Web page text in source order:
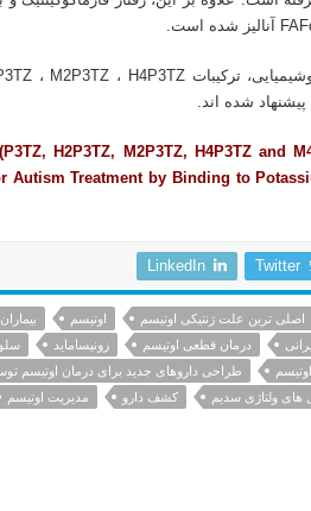
شده اند.
H2P3TZ, M2P3TZ, H4P3TZ and
Autism Treatment by Binding to
Twitter
LinkedIn
اصلی ترین علت ژنتیکی اوتیسم اوتیسم
درمان قطعی اوتیسم زونیساماید
طراحی داروهای جدید برای درمان اوتیسم
های ولتاژی سدیم کشف دارو مدیریت اوتیسم